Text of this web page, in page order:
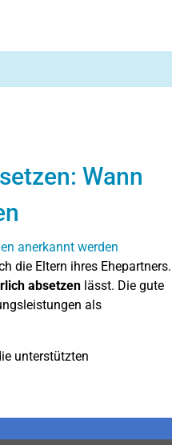
Wann
die Eltern ihres Ehepartners.
absetzen lässt. Die gute
als
unterstützten